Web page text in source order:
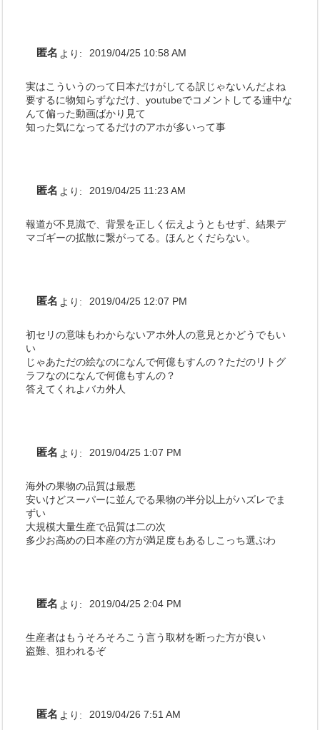
匿名 より: 2019/04/25 10:58 AM
実はこういうのって日本だけがしてる訳じゃないんだよね
要するに物知らずなだけ、youtubeでコメントしてる連中な
んて偏った動画ばかり見て
知った気になってるだけのアホが多いって事
匿名 より: 2019/04/25 11:23 AM
報道が不見識で、背景を正しく伝えようともせず、結果デ
マゴギーの拡散に繋がってる。ほんとくだらない。
匿名 より: 2019/04/25 12:07 PM
初セリの意味もわからないアホ外人の意見とかどうでもい
い
じゃあただの絵なのになんで何億もすんの？ただのリトグ
ラフなのになんで何億もすんの？
答えてくれよバカ外人
匿名 より: 2019/04/25 1:07 PM
海外の果物の品質は最悪
安いけどスーパーに並んでる果物の半分以上がハズレでま
ずい
大規模大量生産で品質は二の次
多少お高めの日本産の方が満足度もあるしこっち選ぶわ
匿名 より: 2019/04/25 2:04 PM
生産者はもうそろそろこう言う取材を断った方が良い
盗難、狙われるぞ
匿名 より: 2019/04/26 7:51 AM